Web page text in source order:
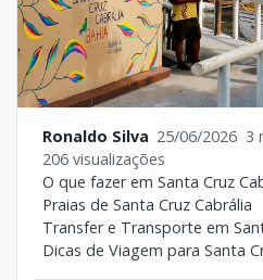
Ronaldo Silva 25/06/2026 3
206 visualizações
O que fazer em Santa Cruz
Praias de Santa Cruz Cabrália
Transfer e Transporte em
Dicas de Viagem para Santa